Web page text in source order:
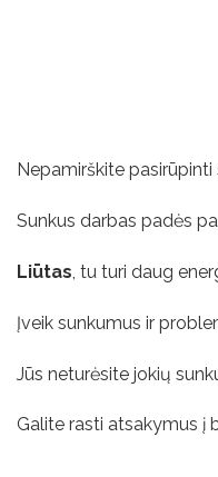
Nepamirškite pasirūpinti
Sunkus darbas padės
Liūtas, tu turi daug
Įveik sunkumus ir
Jūs neturėsite jokių
Galite rasti atsakymus į